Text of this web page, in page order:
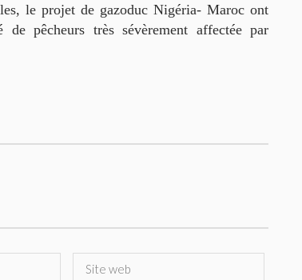
le projet de gazoduc Nigéria- Maroc ont
pêcheurs très sévèrement affectée par